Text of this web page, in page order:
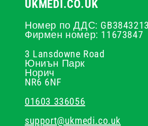
UKMEDI.CO.UK
Номер по ДДС:
Фирмен номер: 11673847
3 Lansdowne Road
Юниън Парк
Норич
NR6 6NF
01603 336056
support@ukmedi.co.uk